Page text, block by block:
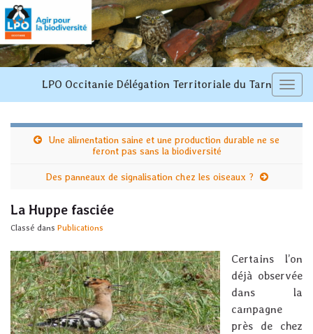
LPO Occitanie Délégation Territoriale du Tarn
Une alimentation saine et une production durable ne se
feront pas sans la biodiversité
Des panneaux de signalisation chez les oiseaux ?
La Huppe fasciée
Classé dans Publications
Certains l’on
déjà observée
dans la
campagne
près de chez